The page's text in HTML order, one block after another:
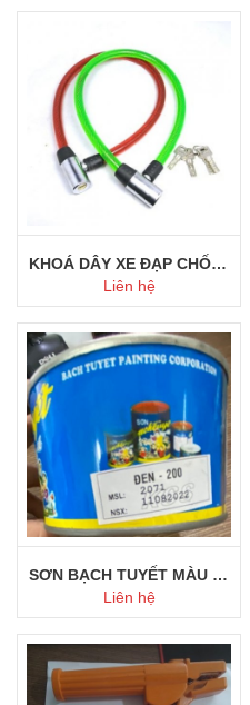
Mua ngay
Mua ngay
KHOÁ DÂY XE ĐẠP CHỐNG TRỘM
Liên hệ
Mua ngay
SƠN BẠCH TUYẾT MÀU ĐEN
Liên hệ